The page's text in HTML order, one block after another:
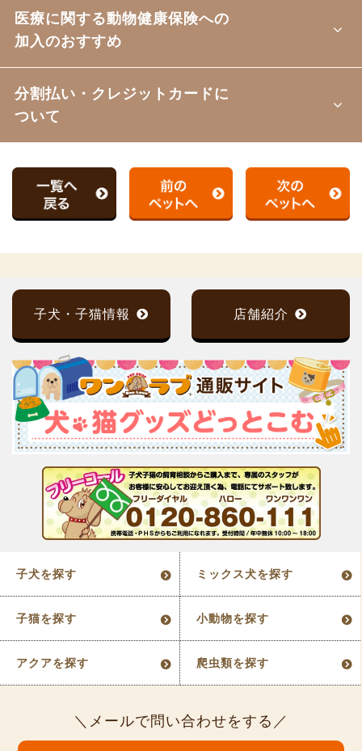
医療に関する動物健康保険への
加入のおすすめ
分割払い・クレジットカードに
ついて
子犬・子猫情報 店舗紹介
子犬を探す ミックス犬を探す
子猫を探す 小動物を探す
アクアを探す 爬虫類を探す
メールで問い合わせをする